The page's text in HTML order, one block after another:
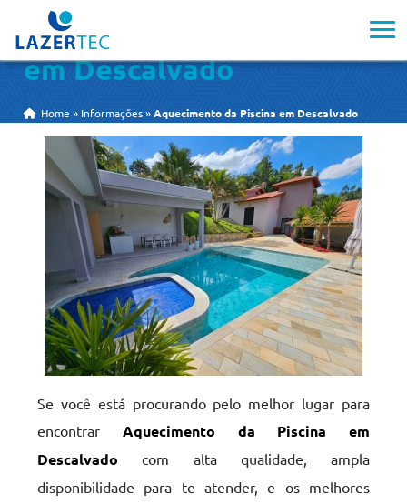
Aquecimento da Piscina
em Descalvado
Home » Informações »Aquecimento da Piscina em Descalvado
Se você está procurando pelo melhor lugar para
encontrar Aquecimento da Piscina em
Descalvado com alta qualidade, ampla
disponibilidade para te atender, e os melhores